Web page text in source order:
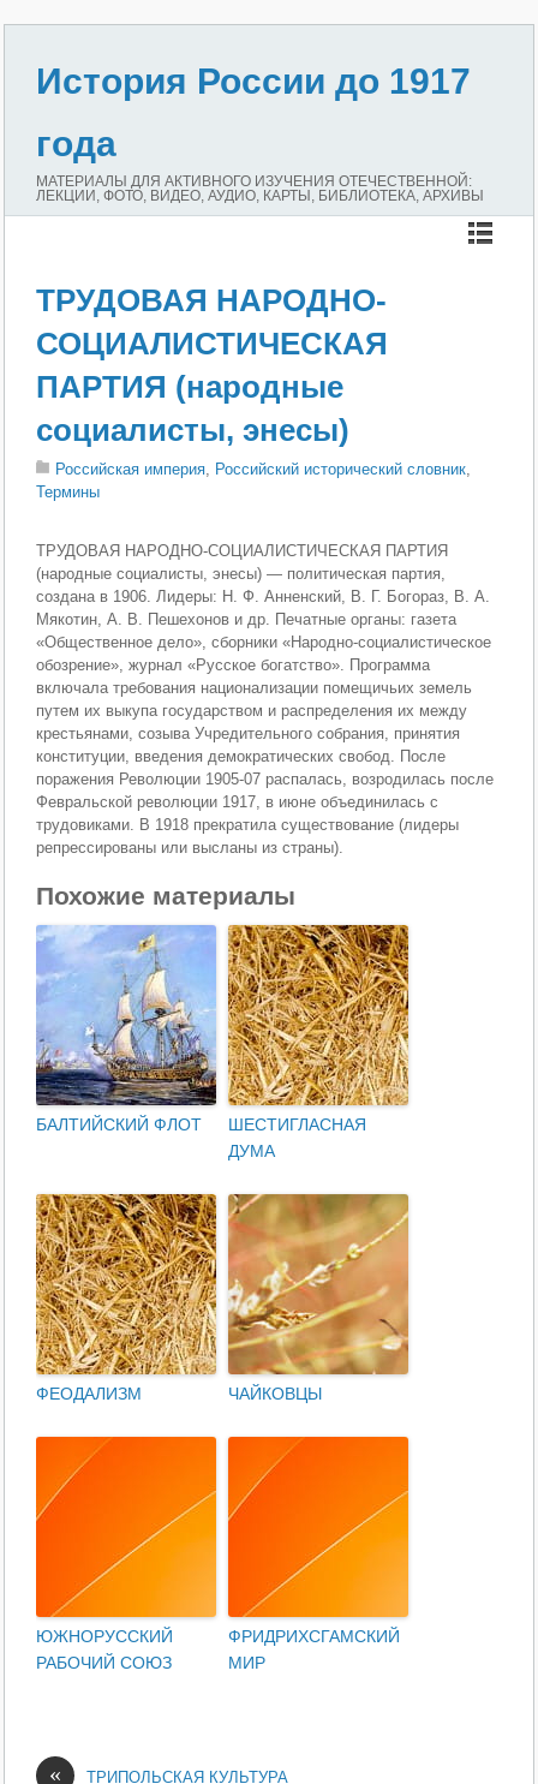
История России до 1917
года
МАТЕРИАЛЫ ДЛЯ АКТИВНОГО ИЗУЧЕНИЯ ОТЕЧЕСТВЕННОЙ:
ЛЕКЦИИ, ФОТО, ВИДЕО, АУДИО, КАРТЫ, БИБЛИОТЕКА, АРХИВЫ
ТРУДОВАЯ НАРОДНО-
СОЦИАЛИСТИЧЕСКАЯ
ПАРТИЯ (народные
социалисты, энесы)
Российская империя, Российский исторический словник,
Термины
ТРУДОВАЯ НАРОДНО-СОЦИАЛИСТИЧЕСКАЯ ПАРТИЯ
(народные социалисты, энесы) — политическая партия,
создана в 1906. Лидеры: Н. Ф. Анненский, В. Г. Богораз, В. А.
Мякотин, А. В. Пешехонов и др. Печатные органы: газета
«Общественное дело», сборники «Народно-социалистическое
обозрение», журнал «Русское богатство». Программа
включала требования национализации помещичьих земель
путем их выкупа государством и распределения их между
крестьянами, созыва Учредительного собрания, принятия
конституции, введения демократических свобод. После
поражения Революции 1905-07 распалась, возродилась после
Февральской революции 1917, в июне объединилась с
трудовиками. В 1918 прекратила существование (лидеры
репрессированы или высланы из страны).
Похожие материалы
БАЛТИЙСКИЙ ФЛОТ
ШЕСТИГЛАСНАЯ
ДУМА
ФЕОДАЛИЗМ ЧАЙКОВЦЫ
ЮЖНОРУССКИЙ
РАБОЧИЙ СОЮЗ
ФРИДРИХСГАМСКИЙ
МИР
« ТРИПОЛЬСКАЯ КУЛЬТУРА